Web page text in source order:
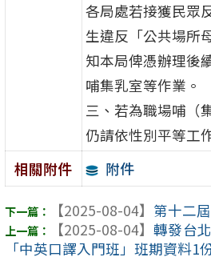
各局處若接獲民眾
生違反「公共場所
知本局俾憑辦理後
哺集乳室等作業。
三、若為職場哺（
仍請依性別平等工
相關附件
附件
【2025-08-04】 第十二
【2025-08-04】 轉發台
「中英口譯入門班」班期資料1